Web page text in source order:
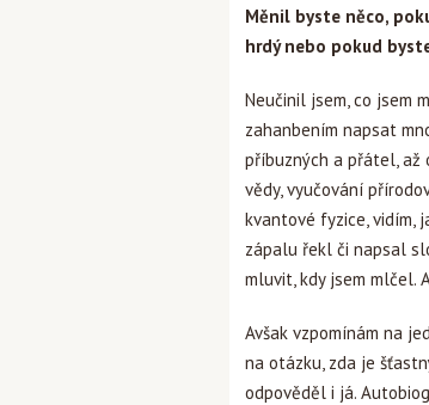
Měnil byste něco,
hrdý nebo pokud
Neučinil jsem, co jsem
zahanbením napsat
příbuzných a přátel, až
vědy, vyučování
kvantové fyzice, vidím,
zápalu řekl či napsal
mluvit, kdy jsem mlčel.
Avšak vzpomínám na
na otázku, zda je
odpověděl i já.